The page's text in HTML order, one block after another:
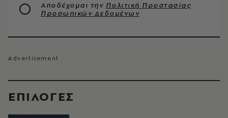
EΠΙΛΟΓΈΣ
Αποδέχομαι την Πολιτική Προστασίας
Προσωπικών Δεδομένων